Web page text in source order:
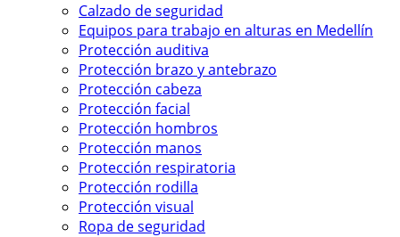
Calzado de seguridad
Equipos para trabajo en alturas en Medellín
Protección auditiva
Protección brazo y antebrazo
Protección cabeza
Protección facial
Protección hombros
Protección manos
Protección respiratoria
Protección rodilla
Protección visual
Ropa de seguridad